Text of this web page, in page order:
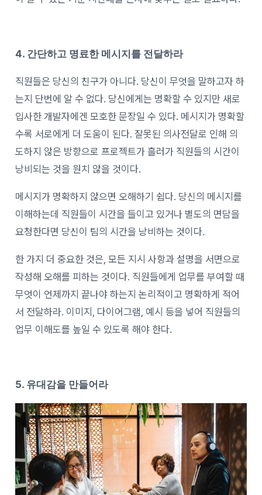
4. 간단하고 명료한 메시지를 전달하라
직원들은 당신의 친구가 아니다. 당신이 무엇을 말하고자 하
는지 단번에 알 수 없다. 당신에게는 명확할 수 있지만 새로
입사한 개발자에겐 모호한 문장일 수 있다. 메시지가 명확할
수록 서로에게 더 도움이 된다. 잘못된 의사전달로 인해 의
도하지 않은 방향으로 프로젝트가 흘러가 직원들의 시간이
낭비되는 것을 원치 않을 것이다.
메시지가 명확하지 않으면 오해하기 쉽다. 당신의 메시지를
이해하는데 직원들이 시간을 들이고 있거나 별도의 면담을
요청한다면 당신이 팀의 시간을 낭비하는 것이다.
한 가지 더 중요한 것은, 모든 지시 사항과 설명을 서면으로
작성해 오해를 피하는 것이다. 직원들에게 업무를 부여할 때
무엇이 언제까지 끝나야 하는지 논리적이고 명확하게 적어
서 전달하라. 이미지, 다이어그램, 예시 등을 넣어 직원들의
업무 이해도를 높일 수 있도록 해야 한다.
5. 유대감을 만들어라